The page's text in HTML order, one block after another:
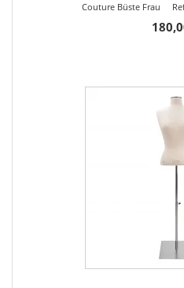
Couture Büste Frau